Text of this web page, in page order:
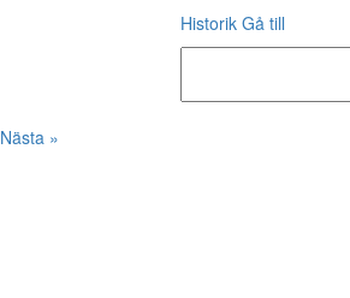
Historik Gå till
Nästa »